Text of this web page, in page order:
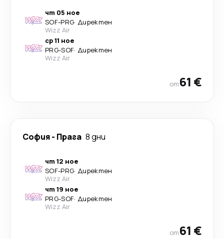
чт 05 ное
SOF-PRG· Директен
Wizz Air
ср 11 ное
PRG-SOF· Директен
Wizz Air
от61 €
София- Прага 8 дни
чт 12 ное
SOF-PRG· Директен
Wizz Air
чт 19 ное
PRG-SOF· Директен
Wizz Air
от61 €